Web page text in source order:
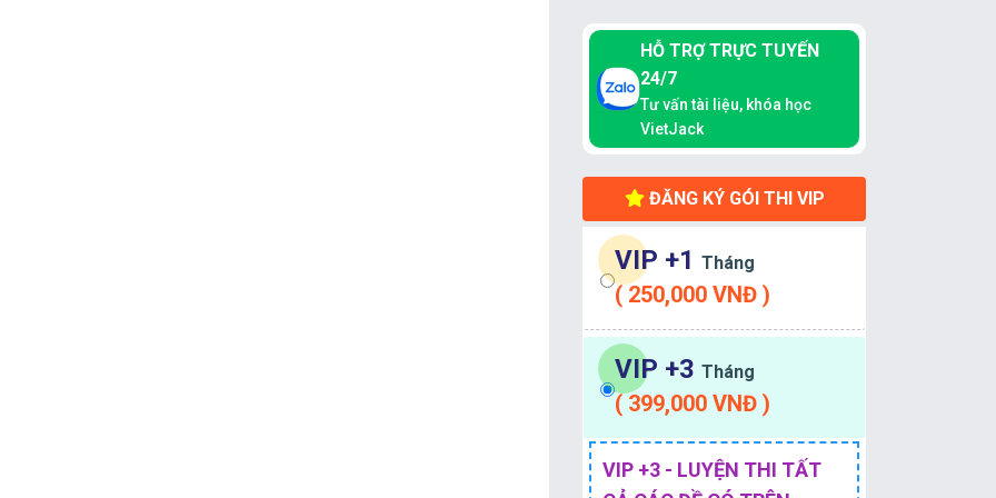
HỖ TRỢ TRỰC TUYẾN
24/7
Tư vấn tài liệu, khóa học
VietJack
ĐĂNG KÝ GÓI THI VIP
VIP +1 Tháng
( 250,000 VNĐ )
VIP +3 Tháng
( 399,000 VNĐ )
VIP +3 - LUYỆN THI TẤT